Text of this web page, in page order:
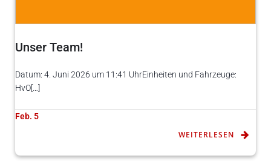
Unser Team!
Datum: 4. Juni 2026 um 11:41 UhrEinheiten und Fahrzeuge:
HvO[…]
Feb. 5
WEITERLESEN